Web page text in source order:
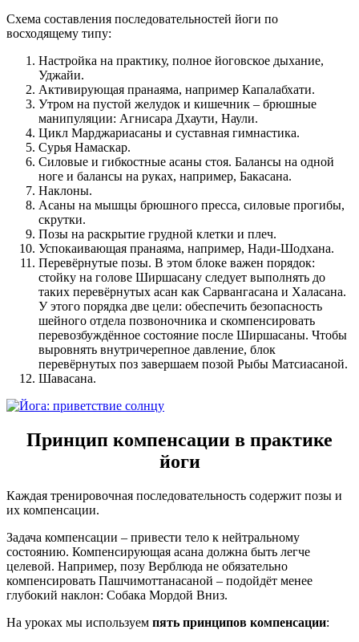
Схема составления последовательностей йоги по
восходящему типу:
Настройка на практику, полное йоговское дыхание,
Уджайи.
Активирующая пранаяма, например Капалабхати.
Утром на пустой желудок и кишечник – брюшные
манипуляции: Агнисара Дхаути, Наули.
Цикл Марджариасаны и суставная гимнастика.
Сурья Намаскар.
Силовые и гибкостные асаны стоя. Балансы на одной
ноге и балансы на руках, например, Бакасана.
Наклоны.
Асаны на мышцы брюшного пресса, силовые прогибы,
скрутки.
Позы на раскрытие грудной клетки и плеч.
Успокаивающая пранаяма, например, Нади-Шодхана.
Перевёрнутые позы. В этом блоке важен порядок:
стойку на голове Ширшасану следует выполнять до
таких перевёрнутых асан как Сарвангасана и Халасана.
У этого порядка две цели: обеспечить безопасность
шейного отдела позвоночника и скомпенсировать
перевозбуждённое состояние после Ширшасаны. Чтобы
выровнять внутричерепное давление, блок
перевёрнутых поз завершаем позой Рыбы Матсиасаной.
Шавасана.
Принцип компенсации в практике
йоги
Каждая тренировочная последовательность содержит позы и
их компенсации.
Задача компенсации – привести тело к нейтральному
состоянию. Компенсирующая асана должна быть легче
целевой. Например, позу Верблюда не обязательно
компенсировать Пашчимоттанасаной – подойдёт менее
глубокий наклон: Собака Мордой Вниз.
На уроках мы используем пять принципов компенсации: